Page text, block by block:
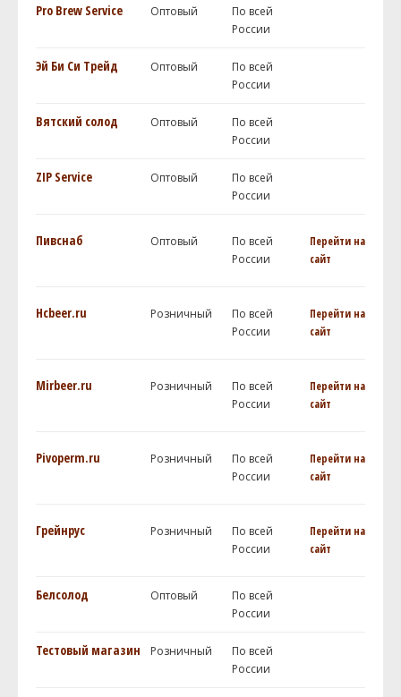
Pro Brew Service Оптовый
По всей
России
Эй Би Си Трейд Оптовый
По всей
России
Вятский солод Оптовый
По всей
России
ZIP Service Оптовый
По всей
России
Пивснаб Оптовый
По всей
России
Перейти на
сайт
Hcbeer.ru Розничный
По всей
России
Перейти на
сайт
Mirbeer.ru Розничный
По всей
России
Перейти на
сайт
Pivoperm.ru Розничный
По всей
России
Перейти на
сайт
Грейнрус Розничный
По всей
России
Перейти на
сайт
Белсолод Оптовый
По всей
России
Тестовый магазин Розничный
По всей
России